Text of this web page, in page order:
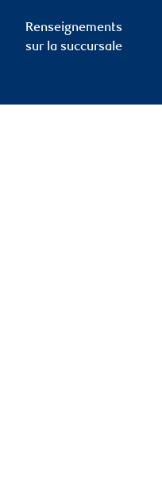
Renseignements
sur la succursale